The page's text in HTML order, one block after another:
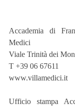
Accademia di
Medici
Viale Trinità dei
T +39 06 67611
www.villamedici.it
Ufficio stampa